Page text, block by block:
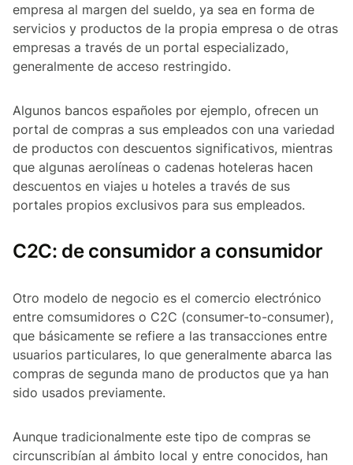
empresa al margen del sueldo, ya sea en forma de
servicios y productos de la propia empresa o de otras
empresas a través de un portal especializado,
generalmente de acceso restringido.
Algunos bancos españoles por ejemplo, ofrecen un
portal de compras a sus empleados con una variedad
de productos con descuentos significativos, mientras
que algunas aerolíneas o cadenas hoteleras hacen
descuentos en viajes u hoteles a través de sus
portales propios exclusivos para sus empleados.
C2C: de consumidor a consumidor
Otro modelo de negocio es el comercio electrónico
entre comsumidores o C2C (consumer-to-consumer),
que básicamente se refiere a las transacciones entre
usuarios particulares, lo que generalmente abarca las
compras de segunda mano de productos que ya han
sido usados previamente.
Aunque tradicionalmente este tipo de compras se
circunscribían al ámbito local y entre conocidos, han